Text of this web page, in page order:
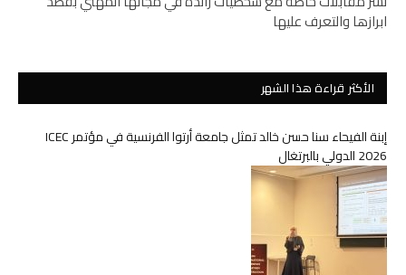
ابرازها والتعرف عليها
الأكثر قراءة هذا الشهر
إبنة الفيحاء سنا حسن خالد تمثل جامعة أرتوا الفرنسية في مؤتمر ICEC
2026 الدولي بالبرتغال